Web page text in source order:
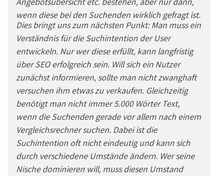
wenn diese bei den Suchenden wirklich gefragt ist.
Dies bringt uns zum nächsten Punkt: Man muss ein
Verständnis für die Suchintention der User
entwickeln. Nur wer diese erfüllt, kann langfristig
über SEO erfolgreich sein. Will sich ein Nutzer
zunächst informieren, sollte man nicht zwanghaft
versuchen ihm etwas zu verkaufen. Gleichzeitig
benötigt man nicht immer 5.000 Wörter Text,
wenn die Suchenden gerade vor allem nach einem
Vergleichsrechner suchen. Dabei ist die
Suchintention oft nicht eindeutig und kann sich
durch verschiedene Umstände ändern. Wer seine
Nische dominieren will, muss diesen Umstand